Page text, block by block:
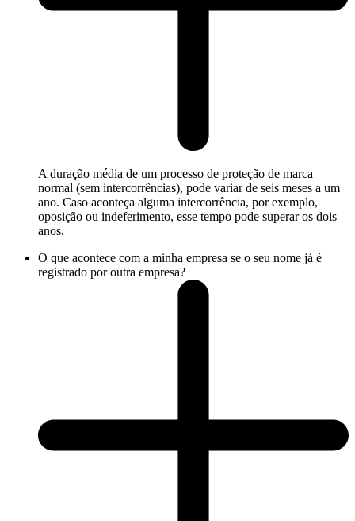
A duração média de um processo de proteção de marca
normal (sem intercorrências), pode variar de seis meses a um
ano. Caso aconteça alguma intercorrência, por exemplo,
oposição ou indeferimento, esse tempo pode superar os dois
anos.
O que acontece com a minha empresa se o seu nome já é
registrado por outra empresa?